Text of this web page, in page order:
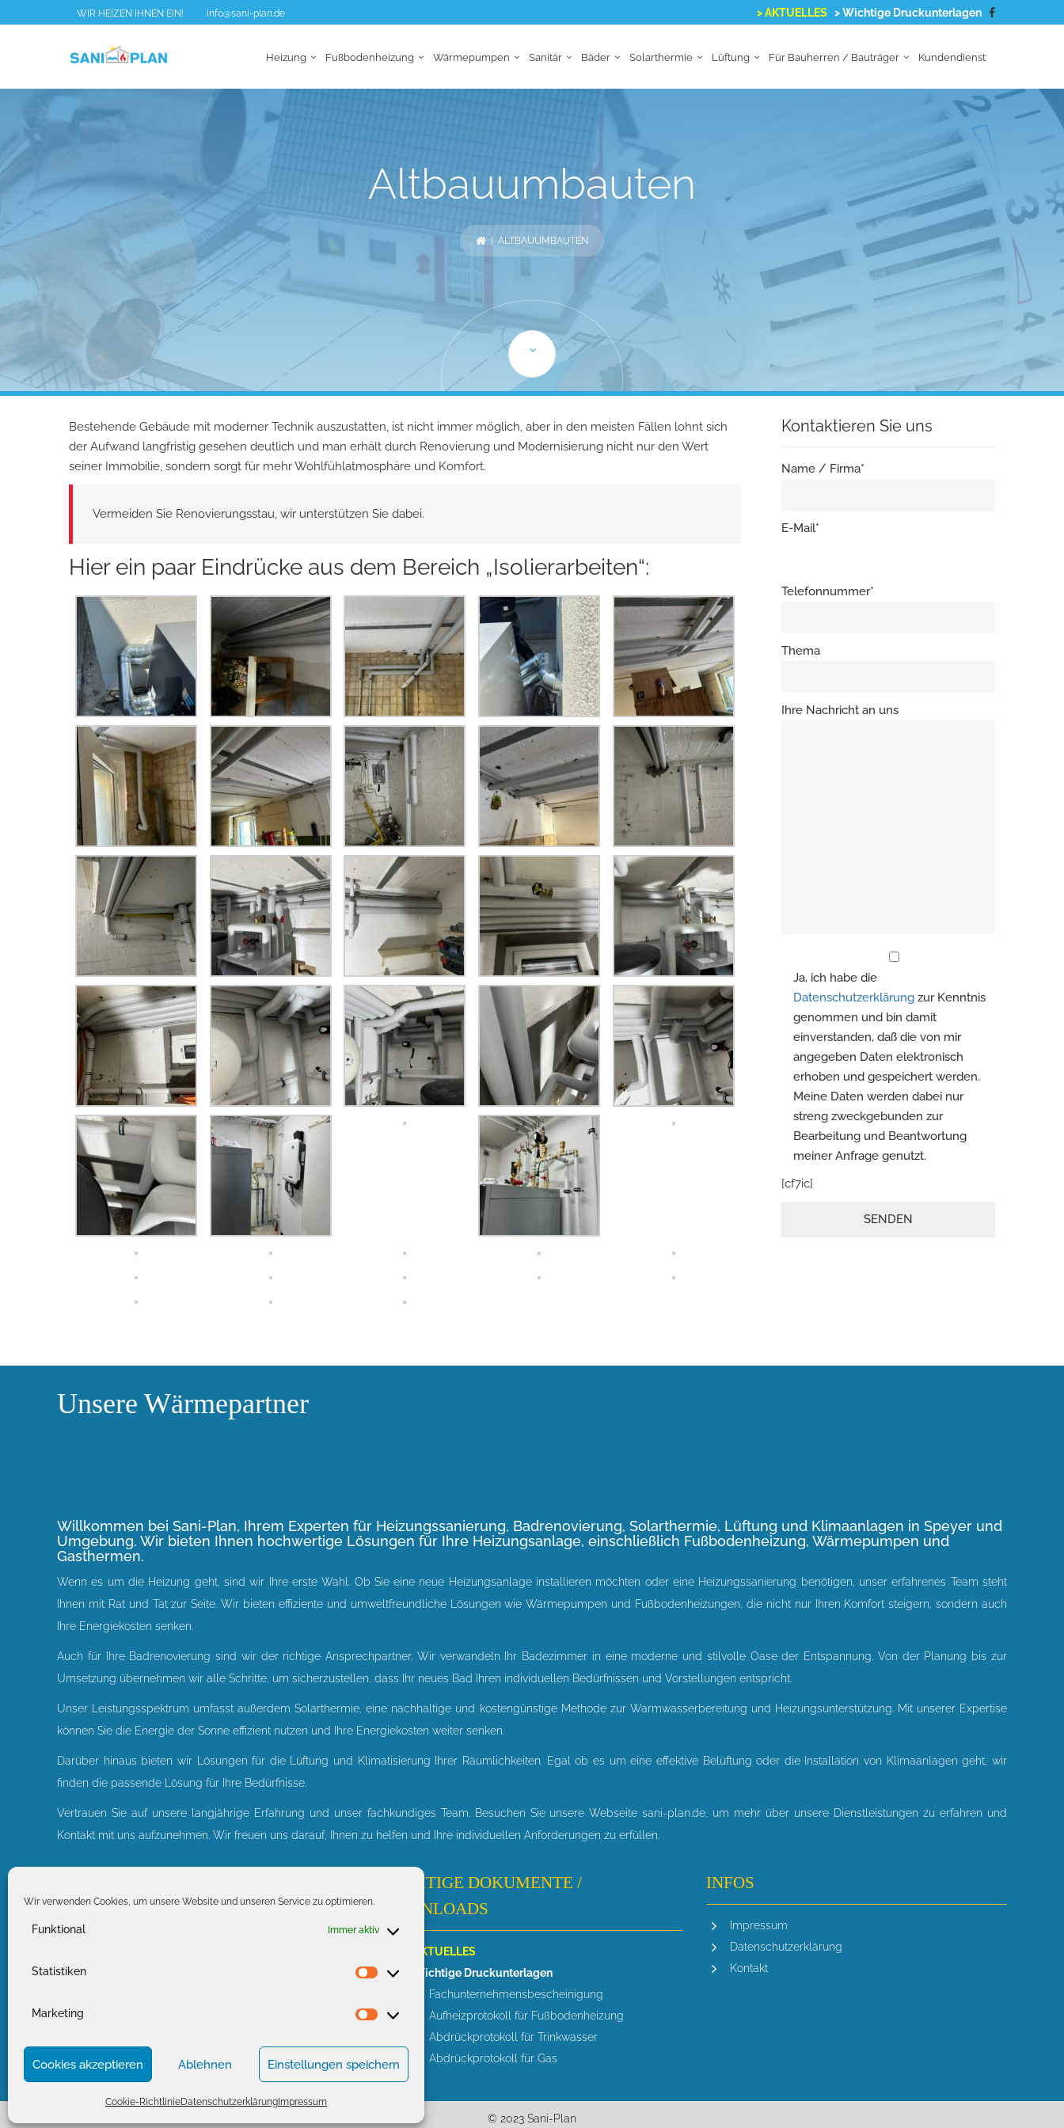
Wir verwenden Cookies, um unsere Website und unseren Service zu optimieren.
Funktional Immer aktiv
Statistiken
Statistiken
Marketing
Marketing
Cookies akzeptieren Ablehnen Einstellungen speichern
Cookie-RichtlinieDatenschutzerklärungImpressum
WIR HEIZEN IHNEN EIN! info@sani-plan.de > AKTUELLES > Wichtige Druckunterlagen
Heizung Fußbodenheizung Wärmepumpen Sanitär Bäder Solarthermie Lüftung Für Bauherren / Bauträger Kundendienst
Altbauumbauten
| ALTBAUUMBAUTEN
Bestehende Gebäude mit moderner Technik auszustatten, ist nicht immer möglich, aber in den meisten Fällen lohnt sich
der Aufwand langfristig gesehen deutlich und man erhält durch Renovierung und Modernisierung nicht nur den Wert
seiner Immobilie, sondern sorgt für mehr Wohlfühlatmosphäre und Komfort.
Vermeiden Sie Renovierungsstau, wir unterstützen Sie dabei.
Hier ein paar Eindrücke aus dem Bereich „Isolierarbeiten“:
Kontaktieren Sie uns
Name / Firma*
E-Mail*
Telefonnummer*
Thema
Ihre Nachricht an uns
Ja, ich habe die
Datenschutzerklärung zur Kenntnis
genommen und bin damit
einverstanden, daß die von mir
angegeben Daten elektronisch
erhoben und gespeichert werden.
Meine Daten werden dabei nur
streng zweckgebunden zur
Bearbeitung und Beantwortung
meiner Anfrage genutzt.
Please leave this field empty.
[cf7ic]
Unsere Wärmepartner
Willkommen bei Sani-Plan, Ihrem Experten für Heizungssanierung, Badrenovierung, Solarthermie, Lüftung und Klimaanlagen in Speyer und
Umgebung. Wir bieten Ihnen hochwertige Lösungen für Ihre Heizungsanlage, einschließlich Fußbodenheizung, Wärmepumpen und
Gasthermen.
Wenn es um die Heizung geht, sind wir Ihre erste Wahl. Ob Sie eine neue Heizungsanlage installieren möchten oder eine Heizungssanierung benötigen, unser erfahrenes Team steht
Ihnen mit Rat und Tat zur Seite. Wir bieten effiziente und umweltfreundliche Lösungen wie Wärmepumpen und Fußbodenheizungen, die nicht nur Ihren Komfort steigern, sondern auch
Ihre Energiekosten senken.
Auch für Ihre Badrenovierung sind wir der richtige Ansprechpartner. Wir verwandeln Ihr Badezimmer in eine moderne und stilvolle Oase der Entspannung. Von der Planung bis zur
Umsetzung übernehmen wir alle Schritte, um sicherzustellen, dass Ihr neues Bad Ihren individuellen Bedürfnissen und Vorstellungen entspricht.
Unser Leistungsspektrum umfasst außerdem Solarthermie, eine nachhaltige und kostengünstige Methode zur Warmwasserbereitung und Heizungsunterstützung. Mit unserer Expertise
können Sie die Energie der Sonne effizient nutzen und Ihre Energiekosten weiter senken.
Darüber hinaus bieten wir Lösungen für die Lüftung und Klimatisierung Ihrer Räumlichkeiten. Egal ob es um eine effektive Belüftung oder die Installation von Klimaanlagen geht, wir
finden die passende Lösung für Ihre Bedürfnisse.
Vertrauen Sie auf unsere langjährige Erfahrung und unser fachkundiges Team. Besuchen Sie unsere Webseite sani-plan.de, um mehr über unsere Dienstleistungen zu erfahren und
Kontakt mit uns aufzunehmen. Wir freuen uns darauf, Ihnen zu helfen und Ihre individuellen Anforderungen zu erfüllen.
Sani-Plan.de | Fabio Ziegler
www.sani-plan.de
WICHTIGE DOKUMENTE /
DOWNLOADS
> AKTUELLES
> Wichtige Druckunterlagen
Fachunternehmensbescheinigung
Aufheizprotokoll für Fußbodenheizung
Abdrückprotokoll für Trinkwasser
Abdrückprotokoll für Gas
INFOS
Impressum
Datenschutzerklärung
Kontakt
© 2023 Sani-Plan